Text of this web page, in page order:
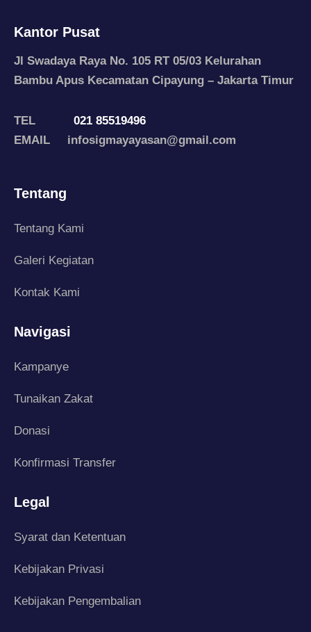
Kantor Pusat
Jl Swadaya Raya No. 105 RT 05/03 Kelurahan
Bambu Apus Kecamatan Cipayung – Jakarta Timur
TEL
021 85519496
EMAIL infosigmayayasan@gmail.com
Tentang
Tentang Kami
Galeri Kegiatan
Kontak Kami
Navigasi
Kampanye
Tunaikan Zakat
Donasi
Konfirmasi Transfer
Legal
Syarat dan Ketentuan
Kebijakan Privasi
Kebijakan Pengembalian